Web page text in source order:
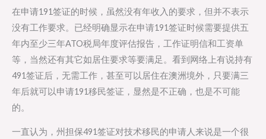
在申请191签证的时候，虽然没有年收入的要求，但并不表示
没有工作要求。已经明确显示在申请191签证时候需要提供五
年内至少三年ATO税局年度评估报告，工作证明信和工资单
等，当然还有其它如居住要求等要满足。看到网络上有说持有
491签证后，无需工作，甚至可以居住在澳洲境外，只要满三
年后就可以申请191移民签证，显然是不正确，也是不可能
的。
一直认为，州担保491签证对技术移民的申请人来说是一个很